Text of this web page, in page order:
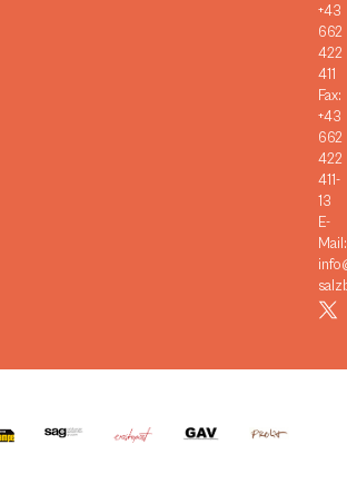
+43
662
422
411
Fax:
+43
662
422
411-
13
E-
Mail: